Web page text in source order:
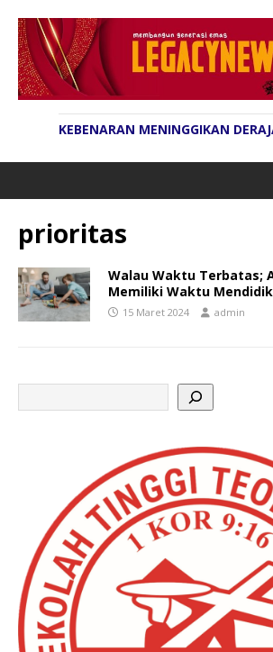
KEBENARAN MENINGGIKAN
prioritas
Walau Waktu Terbatas;
Memiliki Waktu
15 Maret 2024 admin